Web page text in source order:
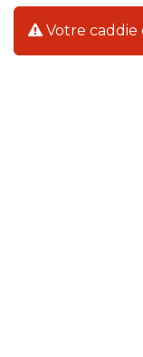
Votre caddie